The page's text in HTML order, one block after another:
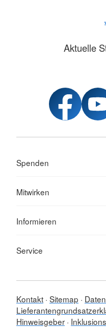
Aktuelle
Spenden
Mitwirken
Informieren
Service
Kontakt Sitemap
Hinweisgeber